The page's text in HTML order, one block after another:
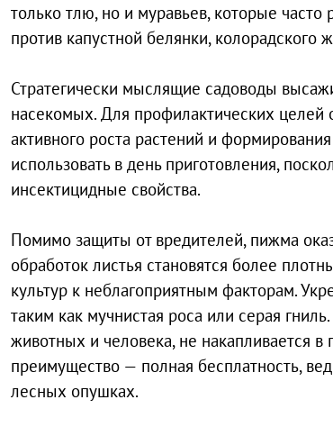
только тлю, но и муравьев, которые часто
против капустной белянки,
Стратегически мыслящие садоводы
насекомых. Для профилактических
активного роста растений и
использовать в день приготовления,
инсектицидные свойства.
Помимо защиты от вредителей, пижма
обработок листья становятся более
культур к неблагоприятным факторам.
таким как мучнистая роса или серая
животных и человека, не накапливается
преимущество — полная бесплатность,
лесных опушках.